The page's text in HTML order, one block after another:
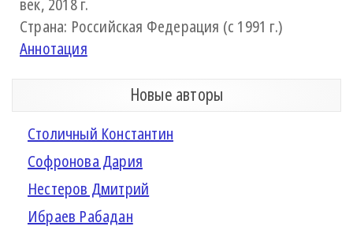
Страна: Российская Федерация (с 1991 г.)
Аннотация
Новые авторы
Столичный Константин
Софронова Дария
Нестеров Дмитрий
Ибраев Рабадан